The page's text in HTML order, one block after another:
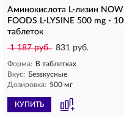
Аминокислота L-лизин NOW
FOODS L-LYSINE 500 mg -
таблеток
1 187 руб. 831 руб.
Форма: В таблетках
Вкус: Безвкусные
Дозировка: 500 мг
КУПИТЬ